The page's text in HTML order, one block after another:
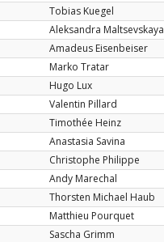
Tobias Kuegel
Aleksandra Maltsevskaya
Amadeus Eisenbeiser
Marko Tratar
Hugo Lux
Valentin Pillard
Timothée Heinz
Anastasia Savina
Christophe Philippe
Andy Marechal
Thorsten Michael Haub
Matthieu Pourquet
Sascha Grimm